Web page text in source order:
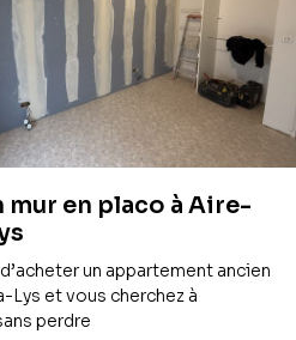
en placo à Aire-
un appartement ancien
Lys et vous cherchez à
perdre